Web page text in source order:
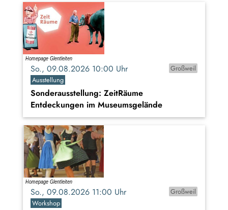
So., 09.08.2026 10:00 Uhr
Großweil
Ausstellung
Sonderausstellung: ZeitRäume
Entdeckungen im Museumsgelände
So., 09.08.2026 11:00 Uhr
Großweil
Workshop